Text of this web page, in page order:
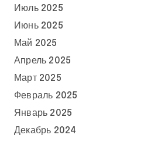
Июль 2025
Июнь 2025
Май 2025
Апрель 2025
Март 2025
Февраль 2025
Январь 2025
Декабрь 2024